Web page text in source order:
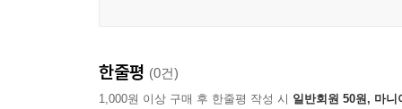
한줄평 (0건)
1,000원 이상 구매 후 한줄평 작성 시 일반회원 50원, 마니